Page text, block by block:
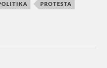
PROTESTA